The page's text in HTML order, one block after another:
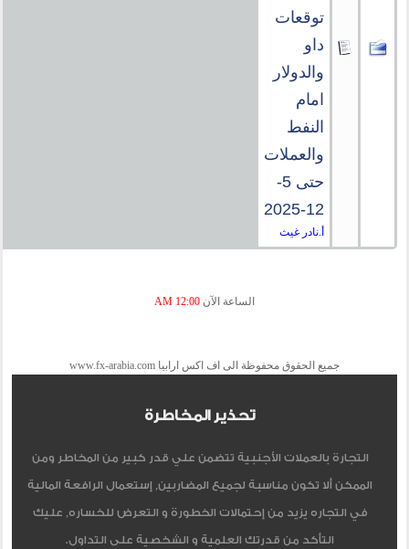
توقعات
داو
والدولار
امام
النفط
والعملات
حتى 5-
12-2025
أ.نادر غيث
الساعة الآن 12:00 AM
جميع الحقوق محفوظة الى اف اكس ارابيا www.fx-arabia.com
تحذير المخاطرة
التجارة بالعملات الأجنبية تتضمن علي قدر كبير من المخاطر ومن
الممكن ألا تكون مناسبة لجميع المضاربين, إستعمال الرافعة المالية
في التجاره يزيد من إحتمالات الخطورة و التعرض للخساره, عليك
التأكد من قدرتك العلمية و الشخصية على التداول.